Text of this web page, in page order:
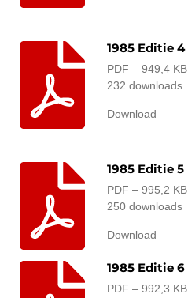
1985 Editie 4
PDF – 949,4 KB
232 downloads
Download
1985 Editie 5
PDF – 995,2 KB
250 downloads
Download
1985 Editie 6
PDF – 992,3 KB